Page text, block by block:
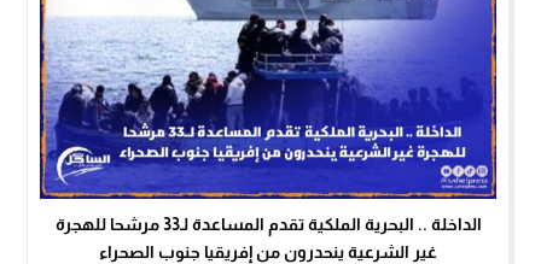
الداخلة .. البحرية الملكية تقدم المساعدة لـ33 مرشحا للهجرة
غير الشرعية ينحدرون من إفريقيا جنوب الصحراء